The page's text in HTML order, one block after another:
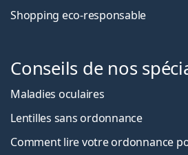
Shopping eco-responsable
Conseils de nos
Maladies oculaires
Lentilles sans ordonnance
Comment lire votre ordonnance